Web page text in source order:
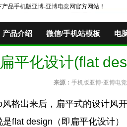
产品手机版亚博-亚博电竞网官方网站！
产品介绍 微信/手机站模板 电
扁平化设计(flat
来源： 手机版亚博-亚博电
格出来后，扁平式的设计风
flat design（即扁平化设计